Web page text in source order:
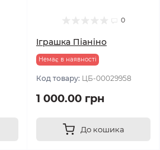
0
Іграшка Піаніно
Немає в наявності
Код товару: ЦБ-00029958
1 000.00 грн
До кошика